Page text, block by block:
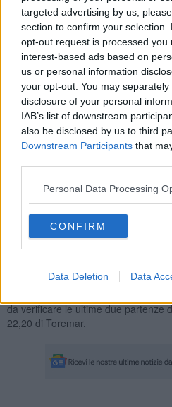
targeted advertising by us,
section to confirm your
opt-out request is processed you
interest-based ads based on
us or personal information
your opt-out. You may
disclosure of your personal
IAB’s list of downstream
also be disclosed by us to third
Downstream Participants that
Personal Data Processing
CONFIRM
Data Deletion Data
avvenuto in alcuni casi per il
si è verificato.
Anche il presidente della Regione
preoccupazione per gli eventuali
Toscana verso le case di vacanza.
"Questa possibilità c'è. Per ora non
teniamo monitorato questo
Per quanto riguarda l'Elba
periodo del lockdown sull'isola
ci arrivano dal porto di Piombino e
l'Elba, il traffico marittimo negli
registrato nulla di anomalo ma
da verificare le ultime due partenze
22,20 di Toremar.